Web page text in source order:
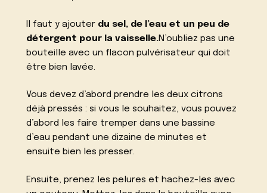
Il faut y ajouter du sel, de l’eau et un peu de
détergent pour la vaisselle.N’oubliez pas une
bouteille avec un flacon pulvérisateur qui doit
être bien lavée.
Vous devez d’abord prendre les deux citrons
déjà pressés : si vous le souhaitez, vous pouvez
d’abord les faire tremper dans une bassine
d’eau pendant une dizaine de minutes et
ensuite bien les presser.
Ensuite, prenez les pelures et hachez-les avec